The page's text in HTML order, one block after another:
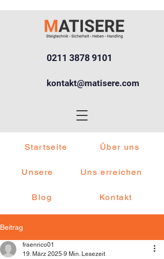
0211 3878 9101
kontakt@matisere.com
Startseite Über uns
Unsere Uns erreichen
Blog Kontakt
Beitrag
fraenrico01
19. März 2025 9 Min. Lesezeit